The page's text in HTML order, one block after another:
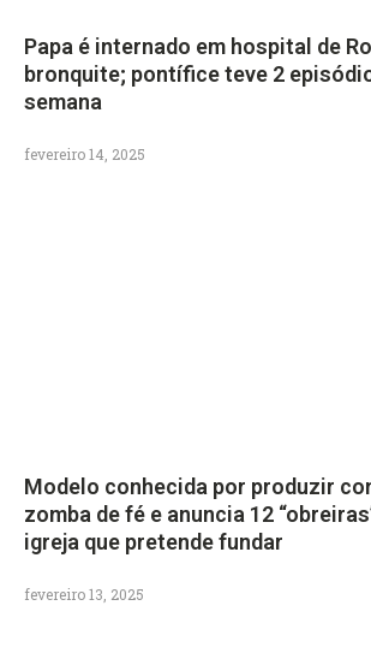
Papa é internado em hospital de
bronquite; pontífice teve 2
semana
fevereiro 14, 2025
Modelo conhecida por produzir
zomba de fé e anuncia 12
igreja que pretende fundar
fevereiro 13, 2025